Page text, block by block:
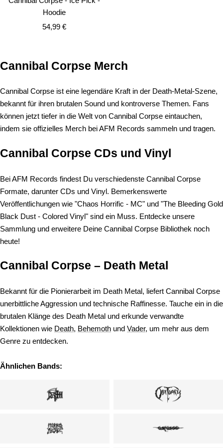
Hoodie
Angebotspreis
54,99 €
Cannibal Corpse Merch
Cannibal Corpse ist eine legendäre Kraft in der Death-Metal-Szene,
bekannt für ihren brutalen Sound und kontroverse Themen. Fans
können jetzt tiefer in die Welt von Cannibal Corpse eintauchen,
indem sie offizielles Merch bei AFM Records sammeln und tragen.
Cannibal Corpse CDs und Vinyl
Bei AFM Records findest Du verschiedenste Cannibal Corpse
Formate, darunter CDs und Vinyl. Bemerkenswerte
Veröffentlichungen wie "Chaos Horrific - MC" und "The Bleeding Gold
Black Dust - Colored Vinyl" sind ein Muss. Entdecke unsere
Sammlung und erweitere Deine Cannibal Corpse Bibliothek noch
heute!
Cannibal Corpse – Death Metal
Bekannt für die Pionierarbeit im Death Metal, liefert Cannibal Corpse
unerbittliche Aggression und technische Raffinesse. Tauche ein in die
brutalen Klänge des Death Metal und erkunde verwandte
Kollektionen wie Death, Behemoth und Vader, um mehr aus dem
Genre zu entdecken.
Ähnlichen Bands: